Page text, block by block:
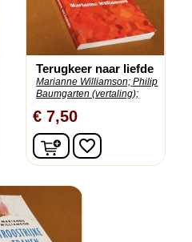
Terugkeer naar liefde
Marianne Williamson; Philip
Baumgarten (vertaling);
€ 7,50
In winkelwagen
favorite_border